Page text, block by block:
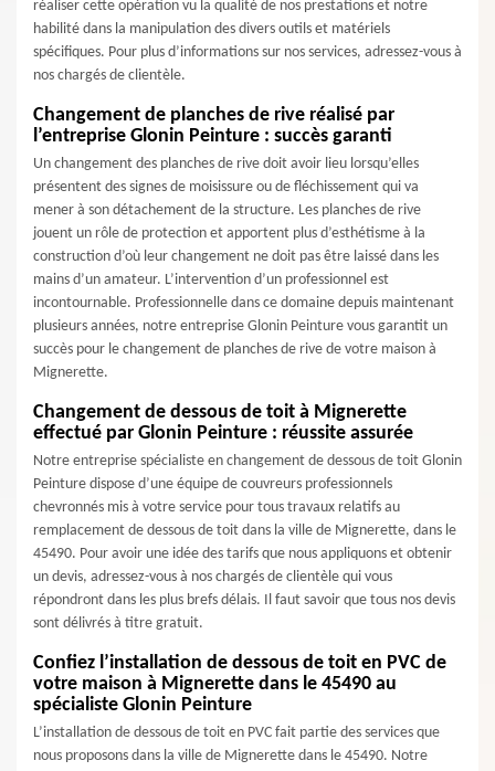
réaliser cette opération vu la qualité de nos prestations et notre
habilité dans la manipulation des divers outils et matériels
spécifiques. Pour plus d’informations sur nos services, adressez-vous à
nos chargés de clientèle.
Changement de planches de rive réalisé par
l’entreprise Glonin Peinture : succès garanti
Un changement des planches de rive doit avoir lieu lorsqu’elles
présentent des signes de moisissure ou de fléchissement qui va
mener à son détachement de la structure. Les planches de rive
jouent un rôle de protection et apportent plus d’esthétisme à la
construction d’où leur changement ne doit pas être laissé dans les
mains d’un amateur. L’intervention d’un professionnel est
incontournable. Professionnelle dans ce domaine depuis maintenant
plusieurs années, notre entreprise Glonin Peinture vous garantit un
succès pour le changement de planches de rive de votre maison à
Mignerette.
Changement de dessous de toit à Mignerette
effectué par Glonin Peinture : réussite assurée
Notre entreprise spécialiste en changement de dessous de toit Glonin
Peinture dispose d’une équipe de couvreurs professionnels
chevronnés mis à votre service pour tous travaux relatifs au
remplacement de dessous de toit dans la ville de Mignerette, dans le
45490. Pour avoir une idée des tarifs que nous appliquons et obtenir
un devis, adressez-vous à nos chargés de clientèle qui vous
répondront dans les plus brefs délais. Il faut savoir que tous nos devis
sont délivrés à titre gratuit.
Confiez l’installation de dessous de toit en PVC de
votre maison à Mignerette dans le 45490 au
spécialiste Glonin Peinture
L’installation de dessous de toit en PVC fait partie des services que
nous proposons dans la ville de Mignerette dans le 45490. Notre